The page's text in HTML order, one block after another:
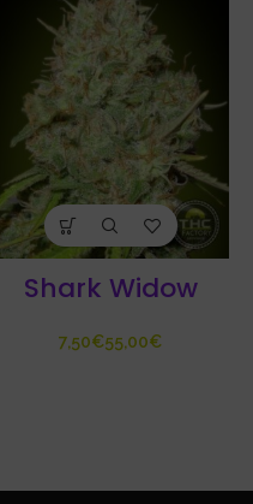
Shark Widow
€ €